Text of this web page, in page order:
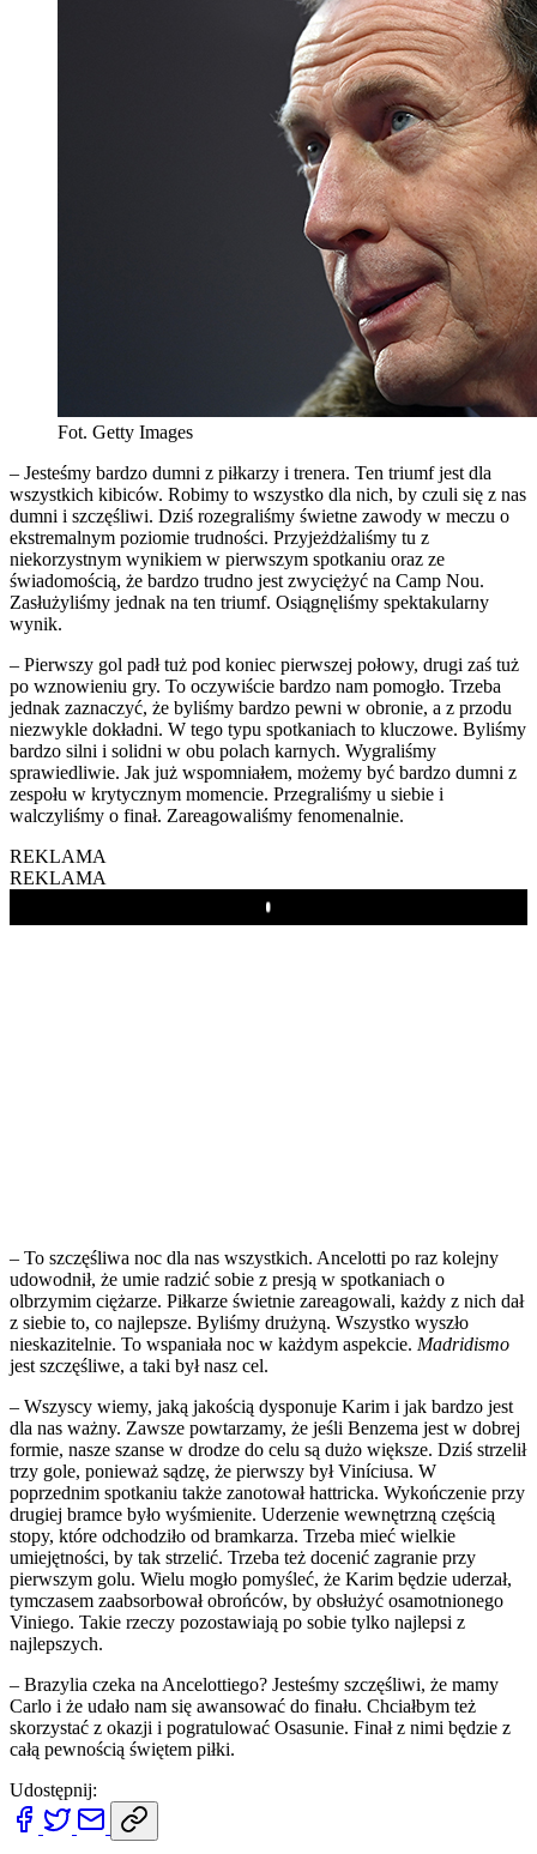
Fot. Getty Images
– Jesteśmy bardzo dumni z piłkarzy i trenera. Ten triumf jest dla
wszystkich kibiców. Robimy to wszystko dla nich, by czuli się z nas
dumni i szczęśliwi. Dziś rozegraliśmy świetne zawody w meczu o
ekstremalnym poziomie trudności. Przyjeżdżaliśmy tu z
niekorzystnym wynikiem w pierwszym spotkaniu oraz ze
świadomością, że bardzo trudno jest zwyciężyć na Camp Nou.
Zasłużyliśmy jednak na ten triumf. Osiągnęliśmy spektakularny
wynik.
– Pierwszy gol padł tuż pod koniec pierwszej połowy, drugi zaś tuż
po wznowieniu gry. To oczywiście bardzo nam pomogło. Trzeba
jednak zaznaczyć, że byliśmy bardzo pewni w obronie, a z przodu
niezwykle dokładni. W tego typu spotkaniach to kluczowe. Byliśmy
bardzo silni i solidni w obu polach karnych. Wygraliśmy
sprawiedliwie. Jak już wspomniałem, możemy być bardzo dumni z
zespołu w krytycznym momencie. Przegraliśmy u siebie i
walczyliśmy o finał. Zareagowaliśmy fenomenalnie.
REKLAMA
REKLAMA
Play
– To szczęśliwa noc dla nas wszystkich. Ancelotti po raz kolejny
udowodnił, że umie radzić sobie z presją w spotkaniach o
olbrzymim ciężarze. Piłkarze świetnie zareagowali, każdy z nich dał
z siebie to, co najlepsze. Byliśmy drużyną. Wszystko wyszło
nieskazitelnie. To wspaniała noc w każdym aspekcie. Madridismo
jest szczęśliwe, a taki był nasz cel.
– Wszyscy wiemy, jaką jakością dysponuje Karim i jak bardzo jest
dla nas ważny. Zawsze powtarzamy, że jeśli Benzema jest w dobrej
formie, nasze szanse w drodze do celu są dużo większe. Dziś strzelił
trzy gole, ponieważ sądzę, że pierwszy był Viníciusa. W
poprzednim spotkaniu także zanotował hattricka. Wykończenie przy
drugiej bramce było wyśmienite. Uderzenie wewnętrzną częścią
stopy, które odchodziło od bramkarza. Trzeba mieć wielkie
umiejętności, by tak strzelić. Trzeba też docenić zagranie przy
pierwszym golu. Wielu mogło pomyśleć, że Karim będzie uderzał,
tymczasem zaabsorbował obrońców, by obsłużyć osamotnionego
Viniego. Takie rzeczy pozostawiają po sobie tylko najlepsi z
najlepszych.
– Brazylia czeka na Ancelottiego? Jesteśmy szczęśliwi, że mamy
Carlo i że udało nam się awansować do finału. Chciałbym też
skorzystać z okazji i pogratulować Osasunie. Finał z nimi będzie z
całą pewnością świętem piłki.
Udostępnij: